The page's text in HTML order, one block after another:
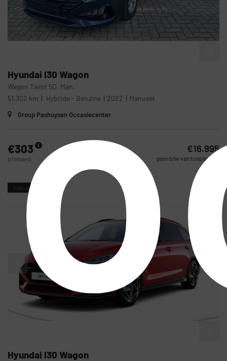
Hyundai I30 Wagon
Wagon Twist 5D. Man.
51.302 km
Hybride - Benzine 2022 Manueel
Group Pashuysen Occasiecenter
€303
p/maand
€16.995
geen btw van toepassing
Nieuw
Hyundai I30 Wagon